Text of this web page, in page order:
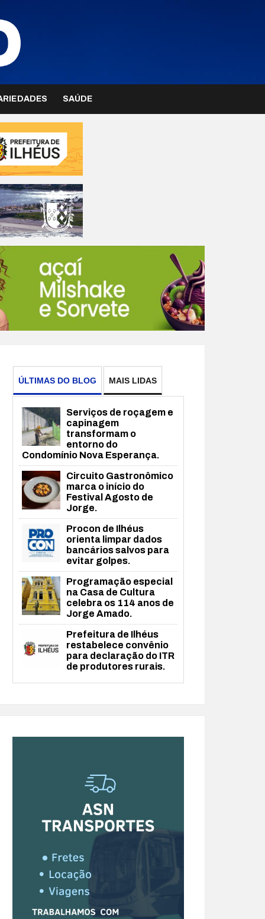
SAÚDE
ÚLTIMAS DO BLOG MAIS LIDAS
Serviços de roçagem e
capinagem
transformam o
entorno do
Condomínio Nova Esperança.
Circuito Gastronômico
marca o início do
Festival Agosto de
Jorge.
Procon de Ilhéus
orienta limpar dados
bancários salvos para
evitar golpes.
Programação especial
na Casa de Cultura
celebra os 114 anos de
Jorge Amado.
Prefeitura de Ilhéus
restabelece convênio
para declaração do ITR
de produtores rurais.